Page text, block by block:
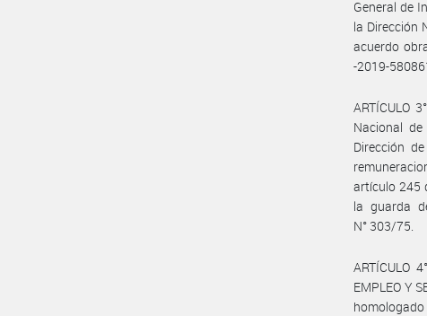
General de
la Dirección
acuerdo
-2019-
ARTÍCULO
Nacional
Dirección
artículo 245
la guarda
N° 303/75.
ARTÍCULO
EMPLEO Y